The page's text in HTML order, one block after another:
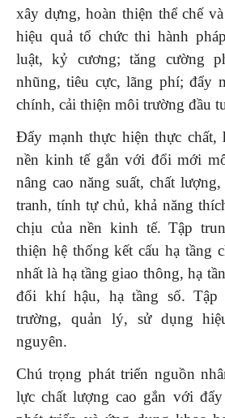
xây dựng, hoàn thiện thể chế
hiệu quả tổ chức thi hành
luật, kỷ cương; tăng cường
nhũng, tiêu cực, lãng phí; đẩy
chính, cải thiện môi trường đầu
Đẩy mạnh thực hiện thực chất,
nền kinh tế gắn với đổi mới
nâng cao năng suất, chất
tranh, tính tự chủ, khả năng
chịu của nền kinh tế. Tập
thiện hệ thống kết cấu hạ tầng
nhất là hạ tầng giao thông, hạ
đổi khí hậu, hạ tầng số. Tập
trường, quản lý, sử dụng
nguyên.
Chú trọng phát triển nguồn
lực chất lượng cao gắn với